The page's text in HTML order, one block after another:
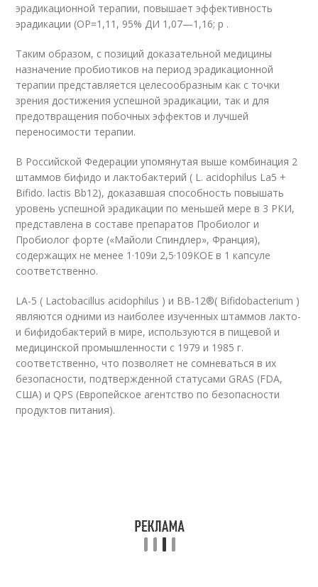
эрадикационной терапии, повышает эффективность
эрадикации (ОР=1,11, 95% ДИ 1,07—1,16; p .
Таким образом, с позиций доказательной медицины
назначение пробиотиков на период эрадикационной
терапии представляется целесообразным как с точки
зрения достижения успешной эрадикации, так и для
предотвращения побочных эффектов и лучшей
переносимости терапии.
В Российской Федерации упомянутая выше комбинация 2
штаммов бифидо и лактобактерий ( L. acidophilus La5 +
Bifido. lactis Bb12), доказавшая способность повышать
уровень успешной эрадикации по меньшей мере в 3 РКИ,
представлена в составе препаратов Пробиолог и
Пробиолог форте («Майоли Спиндлер», Франция),
содержащих не менее 1·109и 2,5·109КОЕ в 1 капсуле
соответственно.
LA-5 ( Lactobacillus acidophilus ) и ВВ-12®( Bifidobacterium )
являются одними из наиболее изученных штаммов лакто-
и бифидобактерий в мире, используются в пищевой и
медицинской промышленности с 1979 и 1985 г.
соответственно, что позволяет не сомневаться в их
безопасности, подтвержденной статусами GRAS (FDA,
США) и QPS (Европейское агентство по безопасности
продуктов питания).